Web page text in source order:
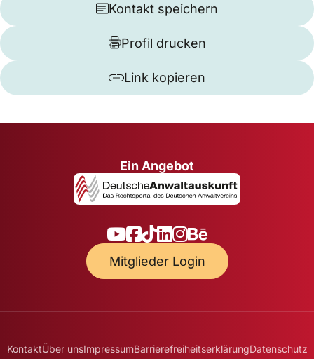
Kontakt speichern
Profil drucken
Link kopieren
Ein Angebot
Mitglieder Login
KontaktÜber unsImpressumBarrierefreiheitserklärungDatenschutz